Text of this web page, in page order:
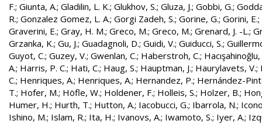
F.; Giunta, A.; Gladilin, L. K.; Glukhov, S.; Gluza, J.; Gobbi, G.;
R.; Gonzalez Gomez, L. A.; Gorgi Zadeh, S.; Gorine, G.; Gorini, E.;
Graverini, E.; Gray, H. M.; Greco, M.; Greco, M.; Grenard, J. -L.;
Grzanka, K.; Gu, J.; Guadagnoli, D.; Guidi, V.; Guiducci, S.;
Guyot, C.; Guzey, V.; Gwenlan, C.; Haberstroh, C.;
A.; Harris, P. C.; Hati, C.; Haug, S.; Hauptman, J.; Haurylavets, V.;
C.; Henriques, A.; Henriques, A.; Hernandez, P.; Hernández-
T.; Hofer, M.; Höfle, W.; Holdener, F.; Holleis, S.; Holzer, B.;
Humer, H.; Hurth, T.; Hutton, A.; Iacobucci, G.; Ibarrola, N.;
Ishino, M.; Islam, R.; Ita, H.; Ivanovs, A.; Iwamoto, S.; Iyer, A.;